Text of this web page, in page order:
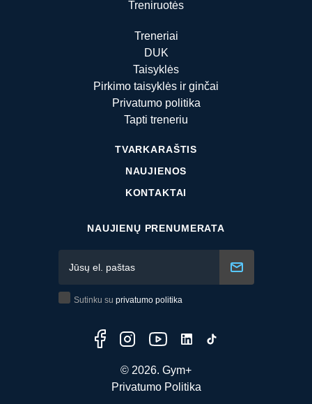
Treniruotės
Treneriai
DUK
Taisyklės
Pirkimo taisyklės ir ginčai
Privatumo politika
Tapti treneriu
TVARKARAŠTIS
NAUJIENOS
KONTAKTAI
NAUJIENŲ PRENUMERATA
Sutinku su privatumo politika
© 2026. Gym+
Privatumo Politika